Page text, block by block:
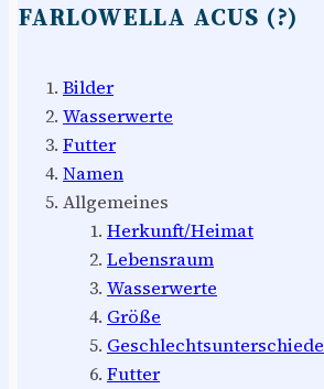
FARLOWELLA ACUS (?)
Bilder
Wasserwerte
Futter
Namen
Allgemeines
Herkunft/Heimat
Lebensraum
Wasserwerte
Größe
Geschlechtsunterschiede
Futter